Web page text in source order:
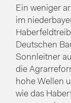
Ein weniger
im
Deutschen
Sonnleitner
die
hohe Wellen
wie das